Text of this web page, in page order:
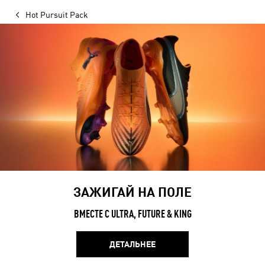
Hot Pursuit Pack
ЗАЖИГАЙ НА ПОЛЕ
ВМЕСТЕ С ULTRA, FUTURE & KING
ДЕТАЛЬНЕЕ